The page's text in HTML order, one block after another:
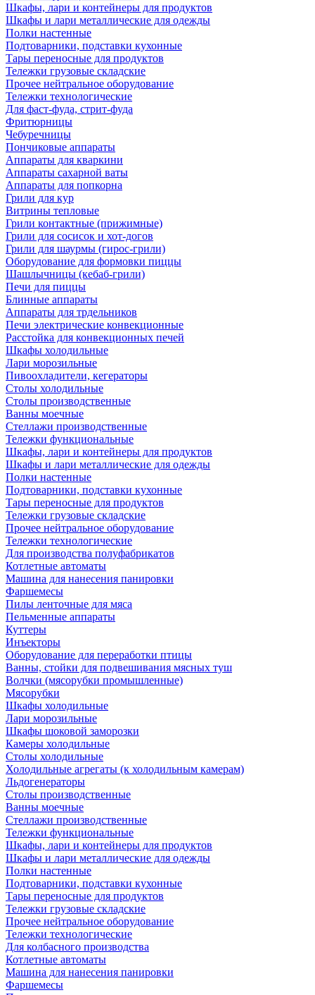
Шкафы, лари и контейнеры для продуктов
Шкафы и лари металлические для одежды
Полки настенные
Подтоварники, подставки кухонные
Тары переносные для продуктов
Тележки грузовые складские
Прочее нейтральное оборудование
Тележки технологические
Для фаст-фуда, стрит-фуда
Фритюрницы
Чебуречницы
Пончиковые аппараты
Аппараты для кваркини
Аппараты сахарной ваты
Аппараты для попкорна
Грили для кур
Витрины тепловые
Грили контактные (прижимные)
Грили для сосисок и хот-догов
Грили для шаурмы (гирос-грили)
Оборудование для формовки пиццы
Шашлычницы (кебаб-грили)
Печи для пиццы
Блинные аппараты
Аппараты для трдельников
Печи электрические конвекционные
Расстойка для конвекционных печей
Шкафы холодильные
Лари морозильные
Пивоохладители, кегераторы
Столы холодильные
Столы производственные
Ванны моечные
Стеллажи производственные
Тележки функциональные
Шкафы, лари и контейнеры для продуктов
Шкафы и лари металлические для одежды
Полки настенные
Подтоварники, подставки кухонные
Тары переносные для продуктов
Тележки грузовые складские
Прочее нейтральное оборудование
Тележки технологические
Для производства полуфабрикатов
Котлетные автоматы
Машина для нанесения панировки
Фаршемесы
Пилы ленточные для мяса
Пельменные аппараты
Куттеры
Инъекторы
Оборудование для переработки птицы
Ванны, стойки для подвешивания мясных туш
Волчки (мясорубки промышленные)
Мясорубки
Шкафы холодильные
Лари морозильные
Шкафы шоковой заморозки
Камеры холодильные
Столы холодильные
Холодильные агрегаты (к холодильным камерам)
Льдогенераторы
Столы производственные
Ванны моечные
Стеллажи производственные
Тележки функциональные
Шкафы, лари и контейнеры для продуктов
Шкафы и лари металлические для одежды
Полки настенные
Подтоварники, подставки кухонные
Тары переносные для продуктов
Тележки грузовые складские
Прочее нейтральное оборудование
Тележки технологические
Для колбасного производства
Котлетные автоматы
Машина для нанесения панировки
Фаршемесы